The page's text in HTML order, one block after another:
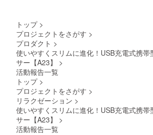
トップ >
プロジェクトをさがす >
プロダクト >
使いやすくスリムに進化！USB充電式携帯
サー【A23】
>
活動報告一覧
トップ >
プロジェクトをさがす >
リラクゼーション >
使いやすくスリムに進化！USB充電式携帯
サー【A23】
>
活動報告一覧